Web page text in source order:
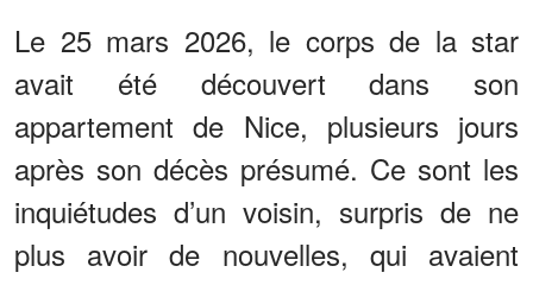
Le 25 mars 2026, le corps de la star
avait été découvert dans son
appartement de Nice, plusieurs jours
après son décès présumé. Ce sont les
inquiétudes d’un voisin, surpris de ne
plus avoir de nouvelles, qui avaient